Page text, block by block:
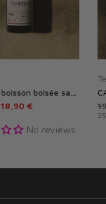
18,90 €
No reviews